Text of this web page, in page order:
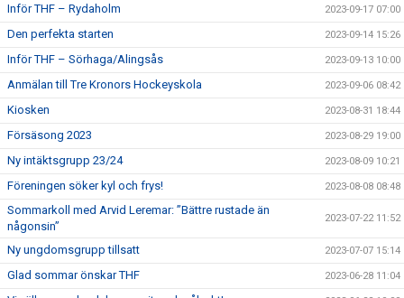
Inför THF – Rydaholm 2023-09-17 07:00
Den perfekta starten 2023-09-14 15:26
Inför THF – Sörhaga/Alingsås 2023-09-13 10:00
Anmälan till Tre Kronors Hockeyskola 2023-09-06 08:42
Kiosken 2023-08-31 18:44
Försäsong 2023 2023-08-29 19:00
Ny intäktsgrupp 23/24 2023-08-09 10:21
Föreningen söker kyl och frys! 2023-08-08 08:48
Sommarkoll med Arvid Leremar: ”Bättre rustade än
någonsin”
2023-07-22 11:52
Ny ungdomsgrupp tillsatt 2023-07-07 15:14
Glad sommar önskar THF 2023-06-28 11:04